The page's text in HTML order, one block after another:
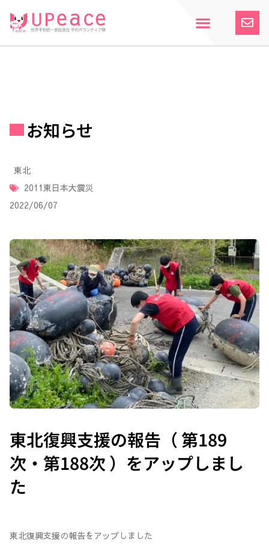
ス
お知らせ
東北
2011東日本大震災
2022/06/07
東北復興支援の報告（ 第189
次・第188次 ）をアップしまし
た
東北復興支援の報告をアップしました